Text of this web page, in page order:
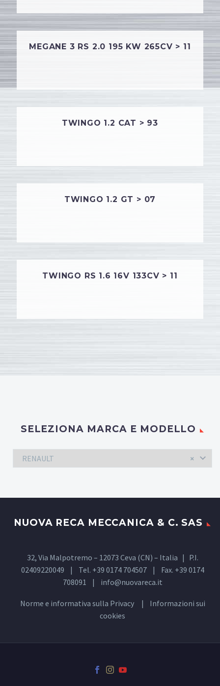
MEGANE 3 RS 2.0 195 KW 265CV > 11
TWINGO 1.2 CAT > 93
TWINGO 1.2 GT > 07
TWINGO RS 1.6 16V 133CV > 11
SELEZIONA MARCA E MODELLO
×
RENAULT
NUOVA RECA MECCANICA & C. SAS
32, Via Malpotremo – 12073 Ceva (CN) – Italia | P.I.
02409220049 | Tel. +39 0174 704507 | Fax. +39 0174
708091 | info@nuovareca.it
Norme e informativa sulla Privacy| Informazioni sui
cookies